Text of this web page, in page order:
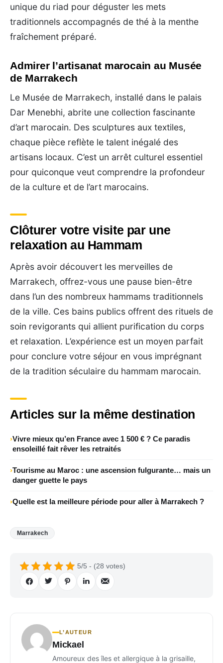
unique du riad pour déguster les mets
traditionnels accompagnés de thé à la menthe
fraîchement préparé.
Admirer l’artisanat marocain au Musée
de Marrakech
Le Musée de Marrakech, installé dans le palais
Dar Menebhi, abrite une collection fascinante
d’art marocain. Des sculptures aux textiles,
chaque pièce reflète le talent inégalé des
artisans locaux. C’est un arrêt culturel essentiel
pour quiconque veut comprendre la profondeur
de la culture et de l’art marocains.
Clôturer votre visite par une
relaxation au Hammam
Après avoir découvert les merveilles de
Marrakech, offrez-vous une pause bien-être
dans l’un des nombreux hammams traditionnels
de la ville. Ces bains publics offrent des rituels de
soin revigorants qui allient purification du corps
et relaxation. L’expérience est un moyen parfait
pour conclure votre séjour en vous imprégnant
de la tradition séculaire du hammam marocain.
Articles sur la même destination
Vivre mieux qu’en France avec 1 500 € ? Ce paradis
ensoleillé fait rêver les retraités
Tourisme au Maroc : une ascension fulgurante… mais un
danger guette le pays
Quelle est la meilleure période pour aller à Marrakech ?
Marrakech
5/5 - (28 votes)
L’AUTEUR
Mickael
Amoureux des îles et allergique à la grisaille,